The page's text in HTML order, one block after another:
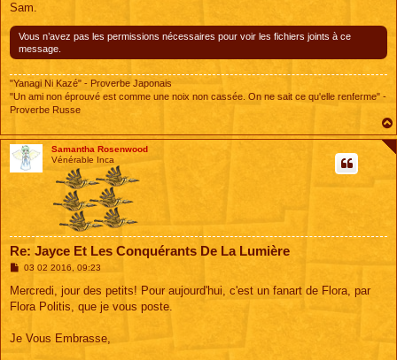
Sam.
Vous n’avez pas les permissions nécessaires pour voir les fichiers joints à ce
message.
"Yanagi Ni Kazé" - Proverbe Japonais
"Un ami non éprouvé est comme une noix non cassée. On ne sait ce qu'elle renferme" -
Proverbe Russe
Samantha Rosenwood
Vénérable Inca
Re: Jayce Et Les Conquérants De La Lumière
M
s
a
03 02 2016, 09:23
Mercredi, jour des petits! Pour aujourd'hui, c'est un fanart de Flora, par
Flora Politis, que je vous poste.
Je Vous Embrasse,